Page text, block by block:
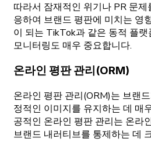
따라서 잠재적인 위기나 PR 문
응하여 브랜드 평판에 미치는 영
이 되는 TikTok과 같은 동적 플
모니터링도 매우 중요합니다.
온라인 평판 관리(ORM)
온라인 평판 관리(ORM)는 브랜
정적인 이미지를 유지하는 데 매
공적인 온라인 평판 관리는 온라
브랜드 내러티브를 통제하는 데